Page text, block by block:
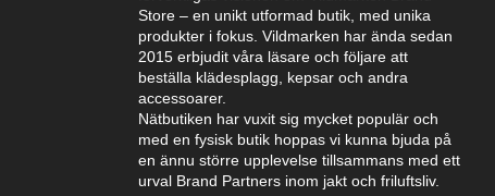
Store – en unikt utformad butik, med unika
produkter i fokus. Vildmarken har ända sedan
2015 erbjudit våra läsare och följare att
beställa klädesplagg, kepsar och andra
accessoarer.
Nätbutiken har vuxit sig mycket populär och
med en fysisk butik hoppas vi kunna bjuda på
en ännu större upplevelse tillsammans med ett
urval Brand Partners inom jakt och friluftsliv.